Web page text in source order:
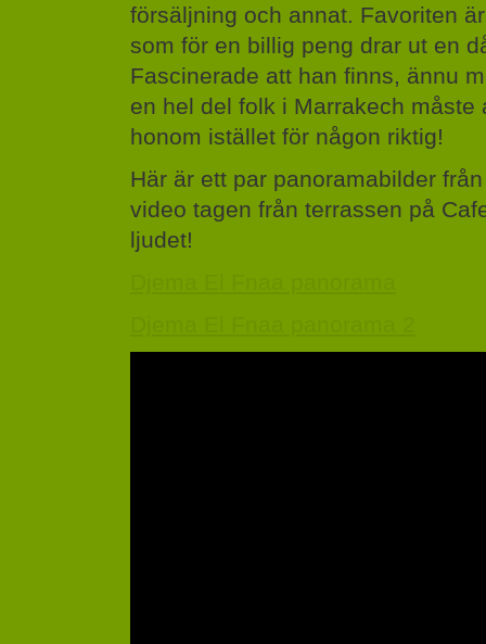
försäljning och annat. Favoriten
som för en billig peng drar ut en
Fascinerade att han finns, ännu
en hel del folk i Marrakech måste
honom istället för någon riktig!
Här är ett par panoramabilder
video tagen från terrassen på
ljudet!